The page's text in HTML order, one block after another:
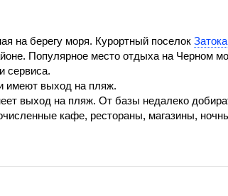
на берегу моря. Курортный поселок Затока
Популярное место отдыха на Черном
сервиса.
имеют выход на пляж.
выход на пляж. От базы недалеко
кафе, рестораны, магазины,